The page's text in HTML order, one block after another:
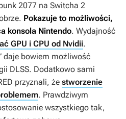
2077 na Switcha 2
Pokazuje to możliwości,
konsola Nintendo. Wydajność
GPU i CPU od Nvidii.
daje bowiem możliwość
DLSS. Dodatkowo sami
przyznali, że stworzenie
. Prawdziwym
wszystkiego tak,